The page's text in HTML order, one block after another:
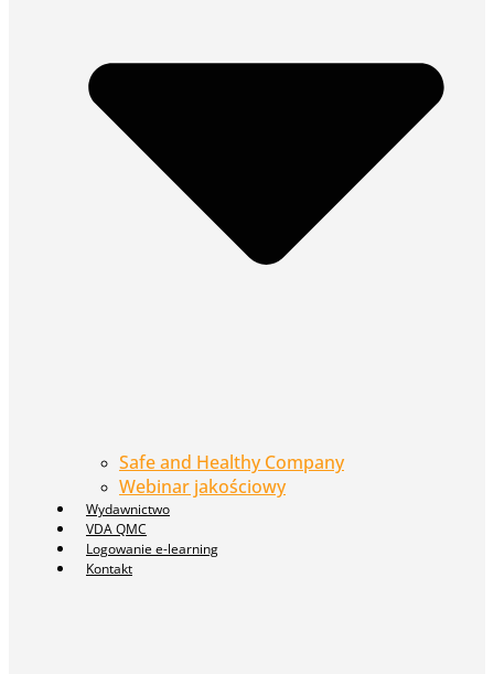
Safe and Healthy Company
Webinar jakościowy
Wydawnictwo
VDA QMC
Logowanie e-learning
Kontakt